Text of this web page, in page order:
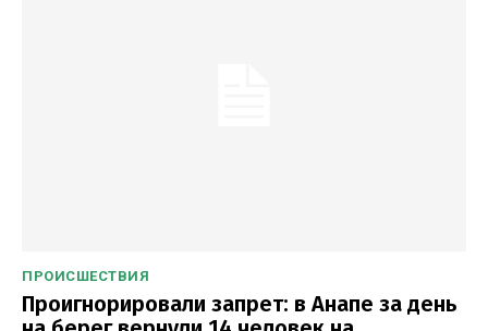
ПРОИСШЕСТВИЯ
Проигнорировали запрет: в Анапе за день